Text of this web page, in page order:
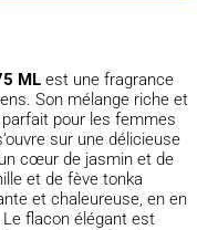
ML est une fragrance
Son mélange riche et
pour les femmes
sur une délicieuse
cœur de jasmin et de
et de fève tonka
et chaleureuse, en en
flacon élégant est